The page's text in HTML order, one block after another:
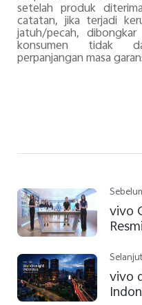
setelah produk
catatan, jika terjadi
jatuh/pecah,
konsumen tidak
perpanjangan masa
vivo
vivo